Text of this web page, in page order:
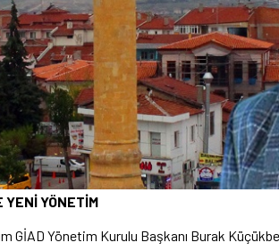
YENİ YÖNETİM
GİAD Yönetim Kurulu Başkanı Burak